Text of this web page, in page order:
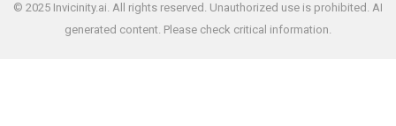
© 2025 Invicinity.ai. All rights reserved. Unauthorized use is prohibited. AI
generated content. Please check critical information.